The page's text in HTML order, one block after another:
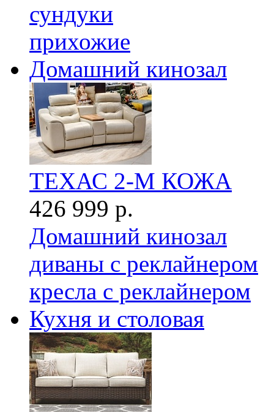
сундуки
прихожие
Домашний кинозал
ТЕХАС 2-М КОЖА
426 999 р.
Домашний кинозал
диваны с реклайнером
кресла с реклайнером
Кухня и столовая